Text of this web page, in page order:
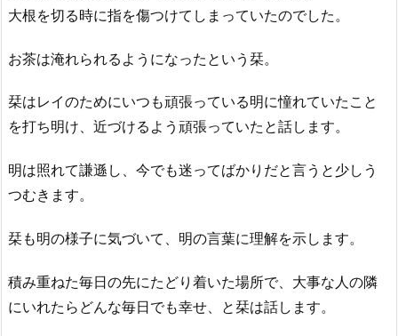
大根を切る時に指を傷つけてしまっていたのでした。
お茶は淹れられるようになったという栞。
栞はレイのためにいつも頑張っている明に憧れていたこと
を打ち明け、近づけるよう頑張っていたと話します。
明は照れて謙遜し、今でも迷ってばかりだと言うと少しう
つむきます。
栞も明の様子に気づいて、明の言葉に理解を示します。
積み重ねた毎日の先にたどり着いた場所で、大事な人の隣
にいれたらどんな毎日でも幸せ、と栞は話します。